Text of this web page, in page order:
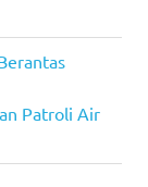
Patroli Air